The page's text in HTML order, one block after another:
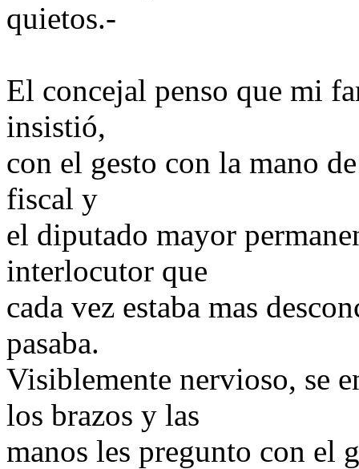
quietos.-
El concejal penso que mi
insistió,
con el gesto con la mano
fiscal y
el diputado mayor
interlocutor que
cada vez estaba mas
pasaba.
Visiblemente nervioso, se
los brazos y las
manos les pregunto con el